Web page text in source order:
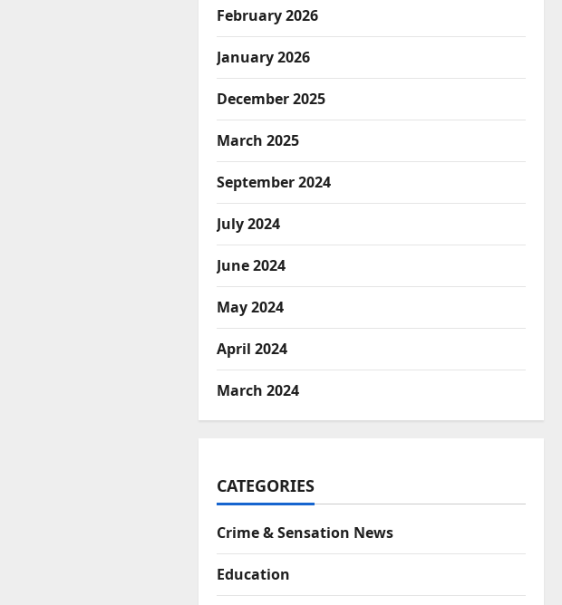
February 2026
January 2026
December 2025
March 2025
September 2024
July 2024
June 2024
May 2024
April 2024
March 2024
CATEGORIES
Crime & Sensation News
Education